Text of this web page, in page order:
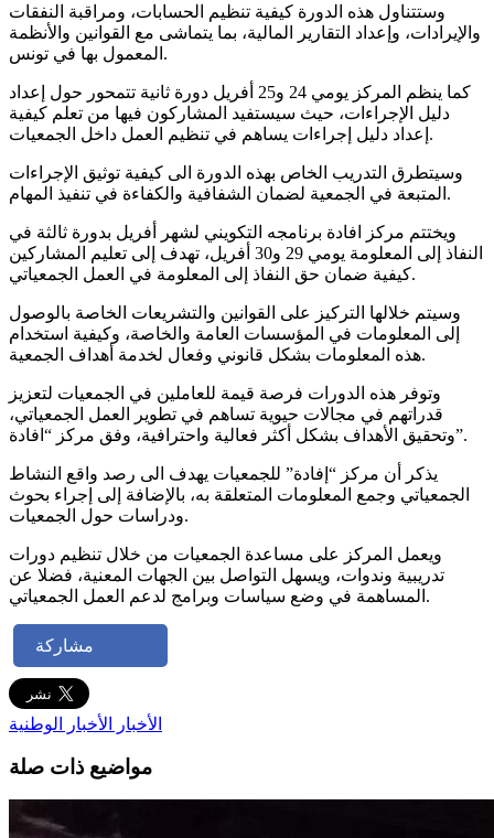
وستتناول هذه الدورة كيفية تنظيم الحسابات، ومراقبة النفقات
والإيرادات، وإعداد التقارير المالية، بما يتماشى مع القوانين والأنظمة
المعمول بها في تونس.
كما ينظم المركز يومي 24 و25 أفريل دورة ثانية تتمحور حول إعداد
دليل الإجراءات، حيث سيستفيد المشاركون فيها من تعلم كيفية
إعداد دليل إجراءات يساهم في تنظيم العمل داخل الجمعيات.
وسيتطرق التدريب الخاص بهذه الدورة الى كيفية توثيق الإجراءات
المتبعة في الجمعية لضمان الشفافية والكفاءة في تنفيذ المهام.
ويختتم مركز افادة برنامجه التكويني لشهر أفريل بدورة ثالثة في
النفاذ إلى المعلومة يومي 29 و30 أفريل، تهدف إلى تعليم المشاركين
كيفية ضمان حق النفاذ إلى المعلومة في العمل الجمعياتي.
وسيتم خلالها التركيز على القوانين والتشريعات الخاصة بالوصول
إلى المعلومات في المؤسسات العامة والخاصة، وكيفية استخدام
هذه المعلومات بشكل قانوني وفعال لخدمة أهداف الجمعية.
وتوفر هذه الدورات فرصة قيمة للعاملين في الجمعيات لتعزيز
قدراتهم في مجالات حيوية تساهم في تطوير العمل الجمعياتي،
وتحقيق الأهداف بشكل أكثر فعالية واحترافية، وفق مركز “افادة”.
يذكر أن مركز “إفادة” للجمعيات يهدف الى رصد واقع النشاط
الجمعياتي وجمع المعلومات المتعلقة به، بالإضافة إلى إجراء بحوث
ودراسات حول الجمعيات.
ويعمل المركز على مساعدة الجمعيات من خلال تنظيم دورات
تدريبية وندوات، ويسهل التواصل بين الجهات المعنية، فضلا عن
المساهمة في وضع سياسات وبرامج لدعم العمل الجمعياتي.
مشاركة
الأخبار الأخبار الوطنية
مواضيع ذات صلة